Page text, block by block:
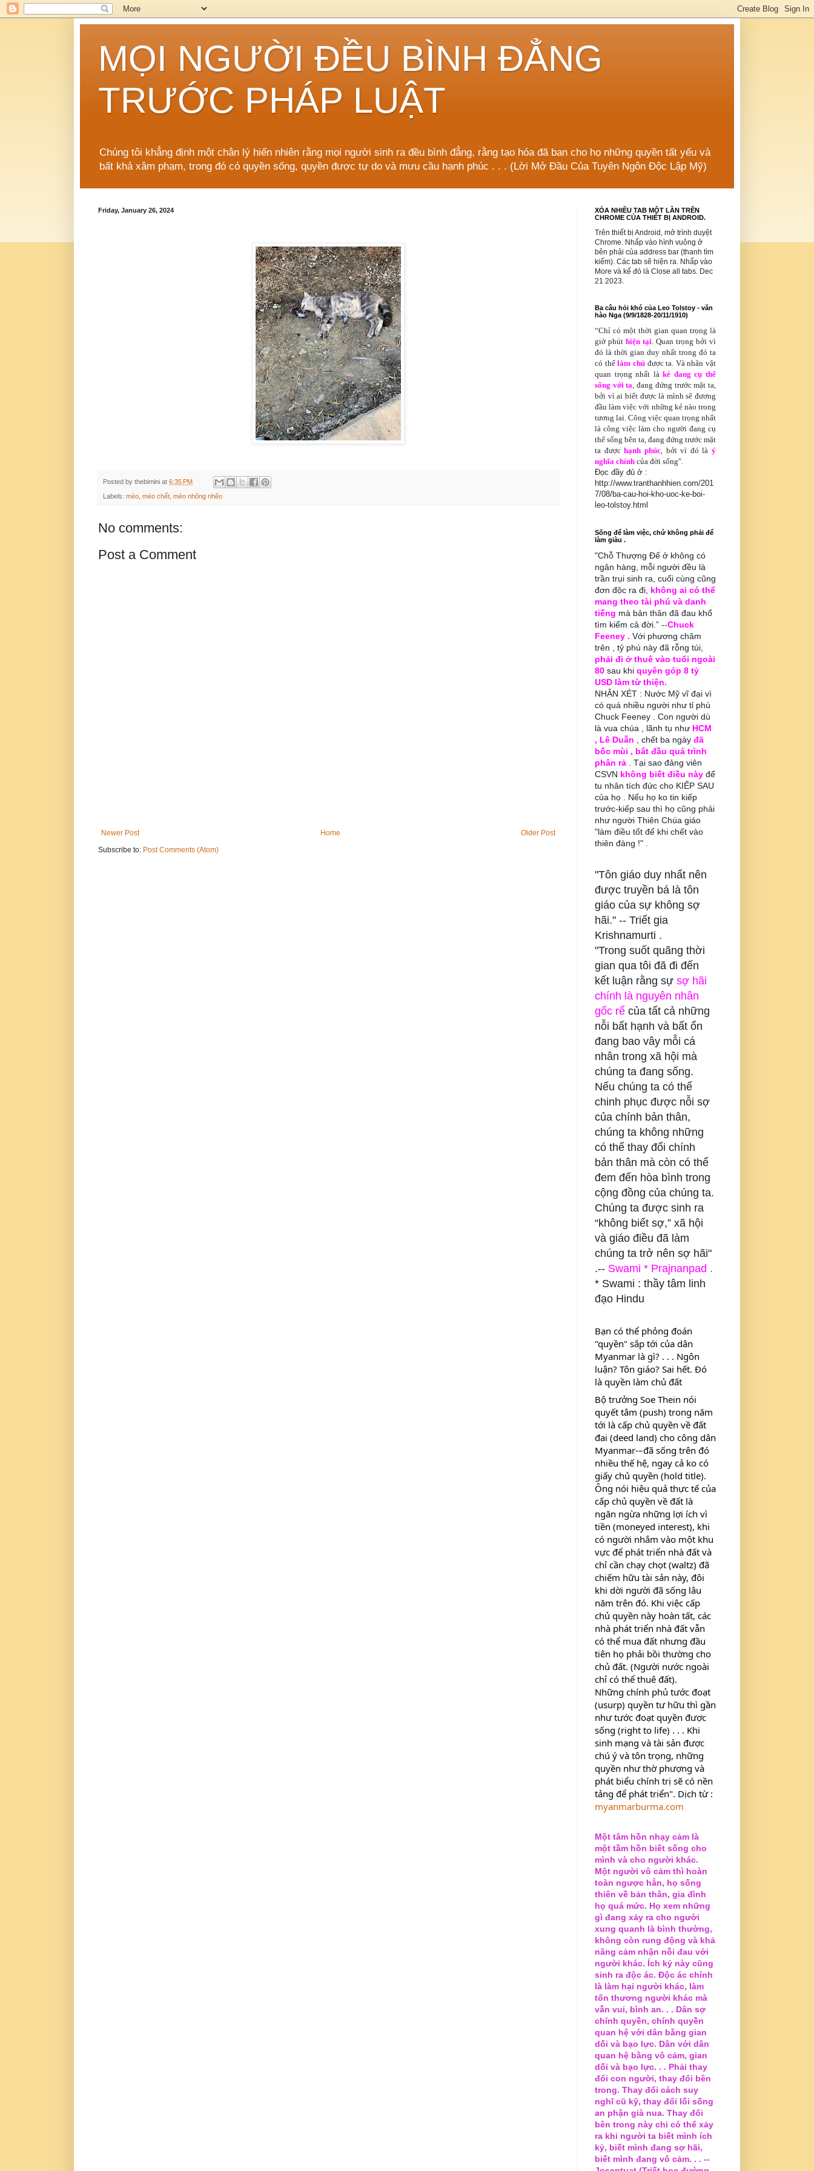
MỌI NGƯỜI ĐỀU BÌNH ĐẲNG
TRƯỚC PHÁP LUẬT
Chúng tôi khẳng định một chân lý hiển nhiên rằng mọi người sinh ra đều bình đẳng, rằng tạo hóa đã ban cho họ những quyền tất yếu và
bất khả xâm phạm, trong đó có quyền sống, quyền được tự do và mưu cầu hạnh phúc . . . (Lời Mở Đầu Của Tuyên Ngôn Độc Lập Mỹ)
Friday, January 26, 2024
Posted by thebimini at 6:35 PM
Labels: mèo mèo chết mèo nhõng nhẽo
No comments:
Post a Comment
Newer Post Older Post
Home
Subscribe to: Post Comments (Atom)
XÓA NHIỀU TAB MỘT LẦN TRÊN
CHROME CỦA THIẾT BỊ ANDROID.
Trên thiết bị Android, mở trình duyệt
Chrome. Nhấp vào hình vuông ở
bên phải của address bar (thanh tìm
kiếm). Các tab sẽ hiện ra. Nhấp vào
More và kế đó là Close all tabs. Dec
21 2023.
Ba câu hỏi khó của Leo Tolstoy - văn
hào Nga (9/9/1828-20/11/1910)
“Chỉ có một thời gian quan trọng là
giờ phút hiện tại. Quan trọng bởi vì
đó là thời gian duy nhất trong đó ta
có thể làm chủ được ta. Và nhân vật
quan trọng nhất là kẻ đang cụ thể
sống với ta, đang đứng trước mặt ta,
bởi vì ai biết được là mình sẽ đương
đầu làm việc với những kẻ nào trong
tương lai. Công việc quan trọng nhất
là công việc làm cho người đang cụ
thể sống bên ta, đang đứng trước mặt
ta được hạnh phúc, bởi vì đó là ý
nghĩa chính của đời sống".
Đọc đầy đủ ở :
http://www.tranthanhhien.com/201
7/08/ba-cau-hoi-kho-uoc-ke-boi-
leo-tolstoy.html
Sống để làm việc, chứ không phải để
làm giàu .
"Chỗ Thượng Đế ở không có
ngân hàng, mỗi người đều là
trần trụi sinh ra, cuối cùng cũng
đơn độc ra đi, không ai có thể
mang theo tài phú và danh
tiếng mà bản thân đã đau khổ
tìm kiếm cả đời.” --Chuck
Feeney . Với phương châm
trên , tỷ phú này đã rỗng túi,
phải đi ở thuê vào tuổi ngoài
80 sau khi quyên góp 8 tỷ
USD làm từ thiện.
NHẬN XÉT : Nước Mỹ vĩ đại vì
có quá nhiều người như tỉ phú
Chuck Feeney . Con người dù
là vua chúa , lãnh tụ như HCM
, Lê Duẫn , chết ba ngày đã
bốc mùi , bắt đầu quá trình
phân rả . Tại sao đảng viên
CSVN không biết điều này để
tu nhân tích đức cho KIẾP SAU
của họ . Nếu họ ko tin kiếp
trước-kiếp sau thì họ cũng phải
như người Thiên Chúa giáo
"làm điều tốt để khi chết vào
thiên đàng !" .
"Tôn giáo duy nhất nên
được truyền bá là tôn
giáo của sự không sợ
hãi." -- Triết gia
Krishnamurti .
"Trong suốt quãng thời
gian qua tôi đã đi đến
kết luận rằng sự sợ hãi
chính là nguyên nhân
gốc rể của tất cả những
nỗi bất hạnh và bất ổn
đang bao vây mỗi cá
nhân trong xã hội mà
chúng ta đang sống.
Nếu chúng ta có thể
chinh phục được nỗi sợ
của chính bản thân,
chúng ta không những
có thể thay đổi chính
bản thân mà còn có thể
đem đến hòa bình trong
cộng đồng của chúng ta.
Chúng ta được sinh ra
“không biết sợ,” xã hội
và giáo điều đã làm
chúng ta trở nên sợ hãi"
.-- Swami * Prajnanpad .
* Swami : thầy tâm linh
đạo Hindu
Bạn có thể phỏng đoán
"quyền" sắp tới của dân
Myanmar là gì? . . . Ngôn
luận? Tôn giáo? Sai hết. Đó
là quyền làm chủ đất
Bộ trưởng Soe Thein nói
quyết tâm (push) trong năm
tới là cấp chủ quyền về đất
đai (deed land) cho công dân
Myanmar-–đã sống trên đó
nhiều thế hệ, ngay cả ko có
giấy chủ quyền (hold title).
Ông nói hiệu quả thực tế của
cấp chủ quyền về đất là
ngăn ngừa những lợi ích vì
tiền (moneyed interest), khi
có người nhắm vào một khu
vực để phát triển nhà đất và
chỉ cần chạy chọt (waltz) đã
chiếm hữu tài sản này, đôi
khi dời người đã sống lâu
năm trên đó. Khi việc cấp
chủ quyền này hoàn tất, các
nhà phát triển nhà đất vẫn
có thể mua đất nhưng đầu
tiên họ phải bồi thường cho
chủ đất. (Người nước ngoài
chỉ có thể thuê đất).
Những chính phủ tước đoạt
(usurp) quyền tư hữu thì gần
như tước đoạt quyền được
sống (right to life) . . . Khi
sinh mạng và tài sản được
chú ý và tôn trọng, những
quyền như thờ phượng và
phát biểu chính trị sẽ có nền
myanmarburma.com
Một tâm hồn nhạy cảm là
một tầm hồn biết sống cho
mình và cho người khác.
Một người vô cảm thì hoàn
toàn ngược hẳn, họ sống
thiên về bản thân, gia đình
họ quá mức. Họ xem những
gì đang xảy ra cho người
xung quanh là bình thường,
không còn rung động và khả
năng cảm nhận nỗi đau với
người khác. Ích kỷ này cũng
sinh ra độc ác. Độc ác chính
là làm hại người khác, làm
tổn thương người khác mà
vẫn vui, bình an. . . Dân sợ
chính quyền, chính quyền
quan hệ với dân bằng gian
dối và bạo lực. Dân với dân
quan hệ bằng vô cảm, gian
dối và bạo lực. . . Phải thay
đổi con người, thay đổi bên
trong. Thay đổi cách suy
nghĩ cũ kỹ, thay đổi lối sống
an phận già nua. Thay đổi
bên trong này chỉ có thể xảy
ra khi người ta biết mình ích
kỷ, biết mình đang sợ hãi,
biết mình đang vô cảm. . . --